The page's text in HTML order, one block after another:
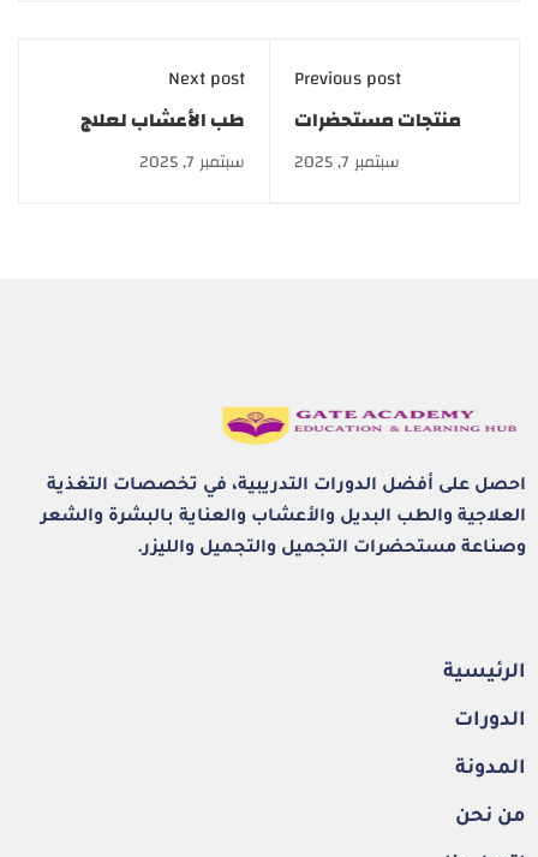
Previous post
منتجات مستحضرات
التجميل | كورس
Cosmetics
سبتمبر 7, 2025
Next post
طب الأعشاب لعلاج
الأمراض | دبلوم طب
بديل
سبتمبر 7, 2025
احصل على أفضل الدورات التدريبية، في تخصصات التغذية
العلاجية والطب البديل والأعشاب والعناية بالبشرة والشعر
وصناعة مستحضرات التجميل والتجميل والليزر.
الرئيسية
الدورات
المدونة
من نحن